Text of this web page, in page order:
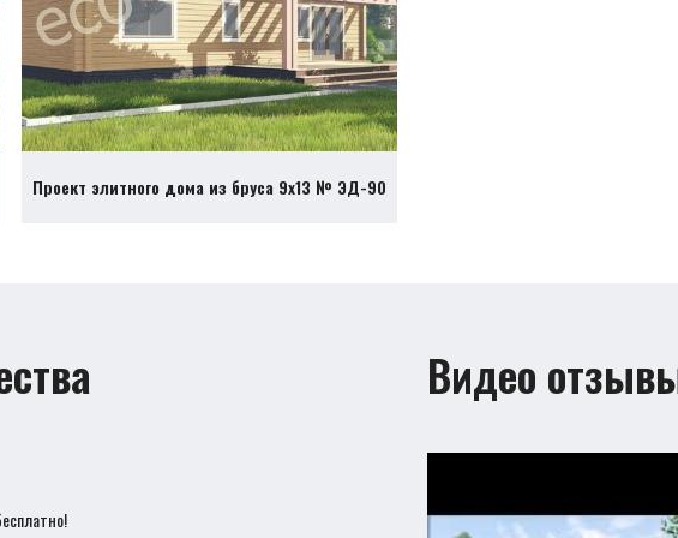
Проект элитного дома из бруса 9х13 № ЭД-90
Видео